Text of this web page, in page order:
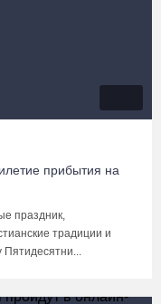
прибытия на
праздник,
традиции и
Пятидесятни...